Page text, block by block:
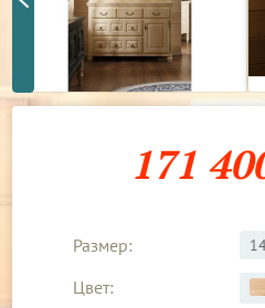
171
Размер:
Цвет: